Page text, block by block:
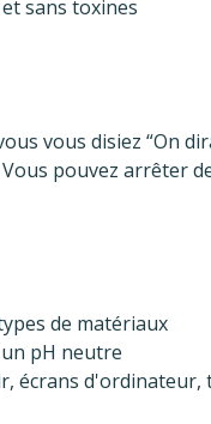
sans toxines
vous disiez “On
pouvez arrêter
de matériaux
pH neutre
écrans d'ordinateur,